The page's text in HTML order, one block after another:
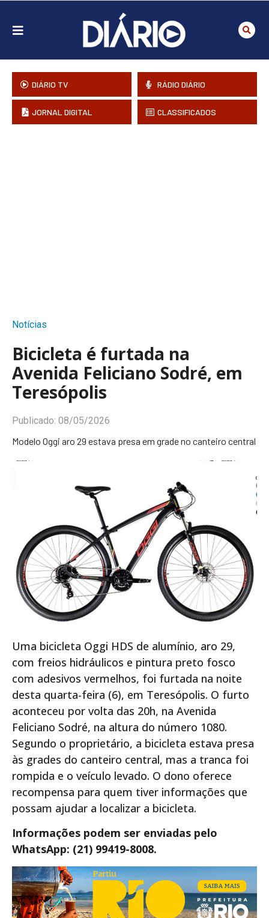
DIÁRIO TV RÁDIO DIÁRIO
JORNAL DIGITAL CLASSIFICADOS
Notícias
Bicicleta é furtada na
Avenida Feliciano Sodré, em
Teresópolis
Publicado: 08/05/2026
Modelo Oggi aro 29 estava presa em grade no canteiro central
Uma bicicleta Oggi HDS de alumínio, aro 29,
com freios hidráulicos e pintura preto fosco
com adesivos vermelhos, foi furtada na noite
desta quarta-feira (6), em Teresópolis. O furto
aconteceu por volta das 20h, na Avenida
Feliciano Sodré, na altura do número 1080.
Segundo o proprietário, a bicicleta estava presa
às grades do canteiro central, mas a tranca foi
rompida e o veículo levado. O dono oferece
recompensa para quem tiver informações que
possam ajudar a localizar a bicicleta.
Informações podem ser enviadas pelo
WhatsApp: (21) 99419-8008.